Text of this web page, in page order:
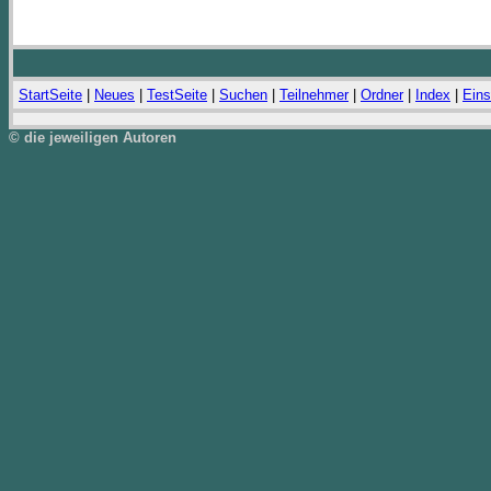
StartSeite Neues TestSeite Suchen Teilnehmer| Ordner| Index
© die jeweiligen Autoren